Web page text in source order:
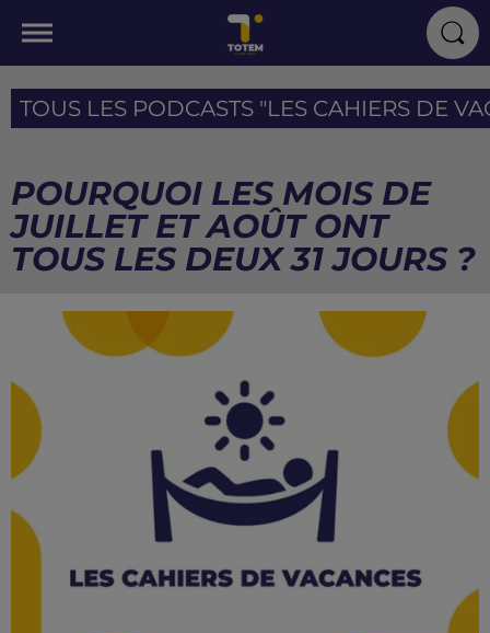
TOUS LES PODCASTS "LES CAHIERS DE
POURQUOI LES MOIS DE
JUILLET ET AOÛT ONT
TOUS LES DEUX 31 JOURS ?